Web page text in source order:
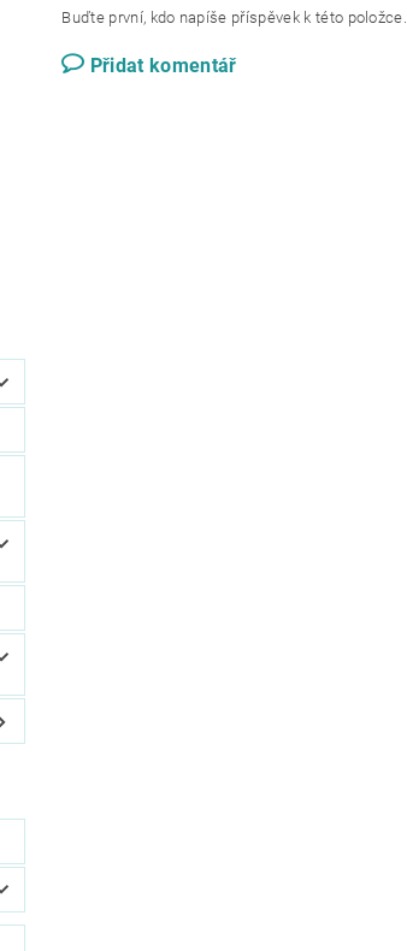
Buďte první, kdo napíše příspěvek k této položce.
Přidat komentář